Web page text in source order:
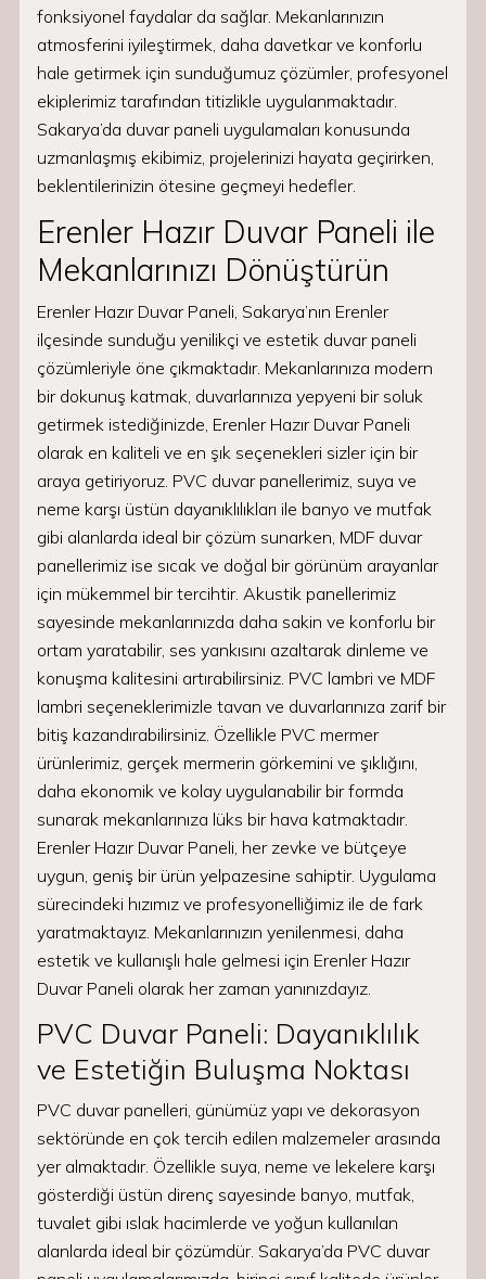
fonksiyonel faydalar da sağlar. Mekanlarınızın
atmosferini iyileştirmek, daha davetkar ve konforlu
hale getirmek için sunduğumuz çözümler, profesyonel
ekiplerimiz tarafından titizlikle uygulanmaktadır.
Sakarya’da duvar paneli uygulamaları konusunda
uzmanlaşmış ekibimiz, projelerinizi hayata geçirirken,
beklentilerinizin ötesine geçmeyi hedefler.
Erenler Hazır Duvar Paneli ile
Mekanlarınızı Dönüştürün
Erenler Hazır Duvar Paneli, Sakarya’nın Erenler
ilçesinde sunduğu yenilikçi ve estetik duvar paneli
çözümleriyle öne çıkmaktadır. Mekanlarınıza modern
bir dokunuş katmak, duvarlarınıza yepyeni bir soluk
getirmek istediğinizde, Erenler Hazır Duvar Paneli
olarak en kaliteli ve en şık seçenekleri sizler için bir
araya getiriyoruz. PVC duvar panellerimiz, suya ve
neme karşı üstün dayanıklılıkları ile banyo ve mutfak
gibi alanlarda ideal bir çözüm sunarken, MDF duvar
panellerimiz ise sıcak ve doğal bir görünüm arayanlar
için mükemmel bir tercihtir. Akustik panellerimiz
sayesinde mekanlarınızda daha sakin ve konforlu bir
ortam yaratabilir, ses yankısını azaltarak dinleme ve
konuşma kalitesini artırabilirsiniz. PVC lambri ve MDF
lambri seçeneklerimizle tavan ve duvarlarınıza zarif bir
bitiş kazandırabilirsiniz. Özellikle PVC mermer
ürünlerimiz, gerçek mermerin görkemini ve şıklığını,
daha ekonomik ve kolay uygulanabilir bir formda
sunarak mekanlarınıza lüks bir hava katmaktadır.
Erenler Hazır Duvar Paneli, her zevke ve bütçeye
uygun, geniş bir ürün yelpazesine sahiptir. Uygulama
sürecindeki hızımız ve profesyonelliğimiz ile de fark
yaratmaktayız. Mekanlarınızın yenilenmesi, daha
estetik ve kullanışlı hale gelmesi için Erenler Hazır
Duvar Paneli olarak her zaman yanınızdayız.
PVC Duvar Paneli: Dayanıklılık
ve Estetiğin Buluşma Noktası
PVC duvar panelleri, günümüz yapı ve dekorasyon
sektöründe en çok tercih edilen malzemeler arasında
yer almaktadır. Özellikle suya, neme ve lekelere karşı
gösterdiği üstün direnç sayesinde banyo, mutfak,
tuvalet gibi ıslak hacimlerde ve yoğun kullanılan
alanlarda ideal bir çözümdür. Sakarya’da PVC duvar